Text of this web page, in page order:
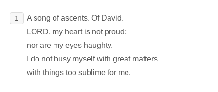
1
A song of ascents. Of David.
LORD, my heart is not proud;
nor are my eyes haughty.
I do not busy myself with great matters,
with things too sublime for me.